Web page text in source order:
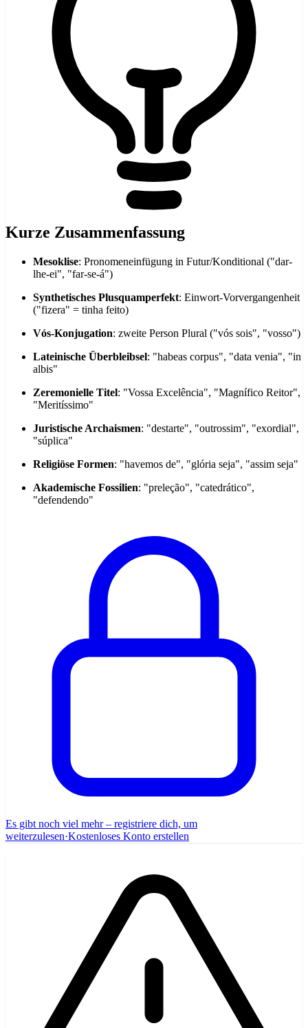
Kurze Zusammenfassung
Mesoklise: Pronomeneinfügung in Futur/Konditional ("dar-
lhe-ei", "far-se-á")
Synthetisches Plusquamperfekt: Einwort-Vorvergangenheit
("fizera" = tinha feito)
Vós-Konjugation: zweite Person Plural ("vós sois", "vosso")
Lateinische Überbleibsel: "habeas corpus", "data venia", "in
albis"
Zeremonielle Titel: "Vossa Excelência", "Magnífico Reitor",
"Meritíssimo"
Juristische Archaismen: "destarte", "outrossim", "exordial",
"súplica"
Religiöse Formen: "havemos de", "glória seja", "assim seja"
Akademische Fossilien: "preleção", "catedrático",
"defendendo"
Es gibt noch viel mehr – registriere dich, um
weiterzulesen·Kostenloses Konto erstellen